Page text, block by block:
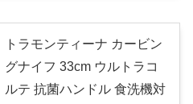
トラモンティーナ カービン
グナイフ 33cm ウルトラコ
ルテ 抗菌ハンドル 食洗機対